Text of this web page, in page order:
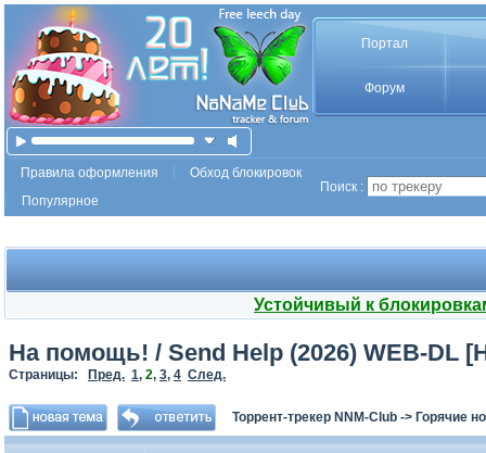
Портал
Форум
Правила оформления
Обход блокировок
Популярное
Поиск :
Устойчивый к
На помощь! / Send Help (2026) WEB-DL
Страницы: Пред. 1, 2, 3, 4 След.
Торрент-трекер NNM-Club -> Горячие